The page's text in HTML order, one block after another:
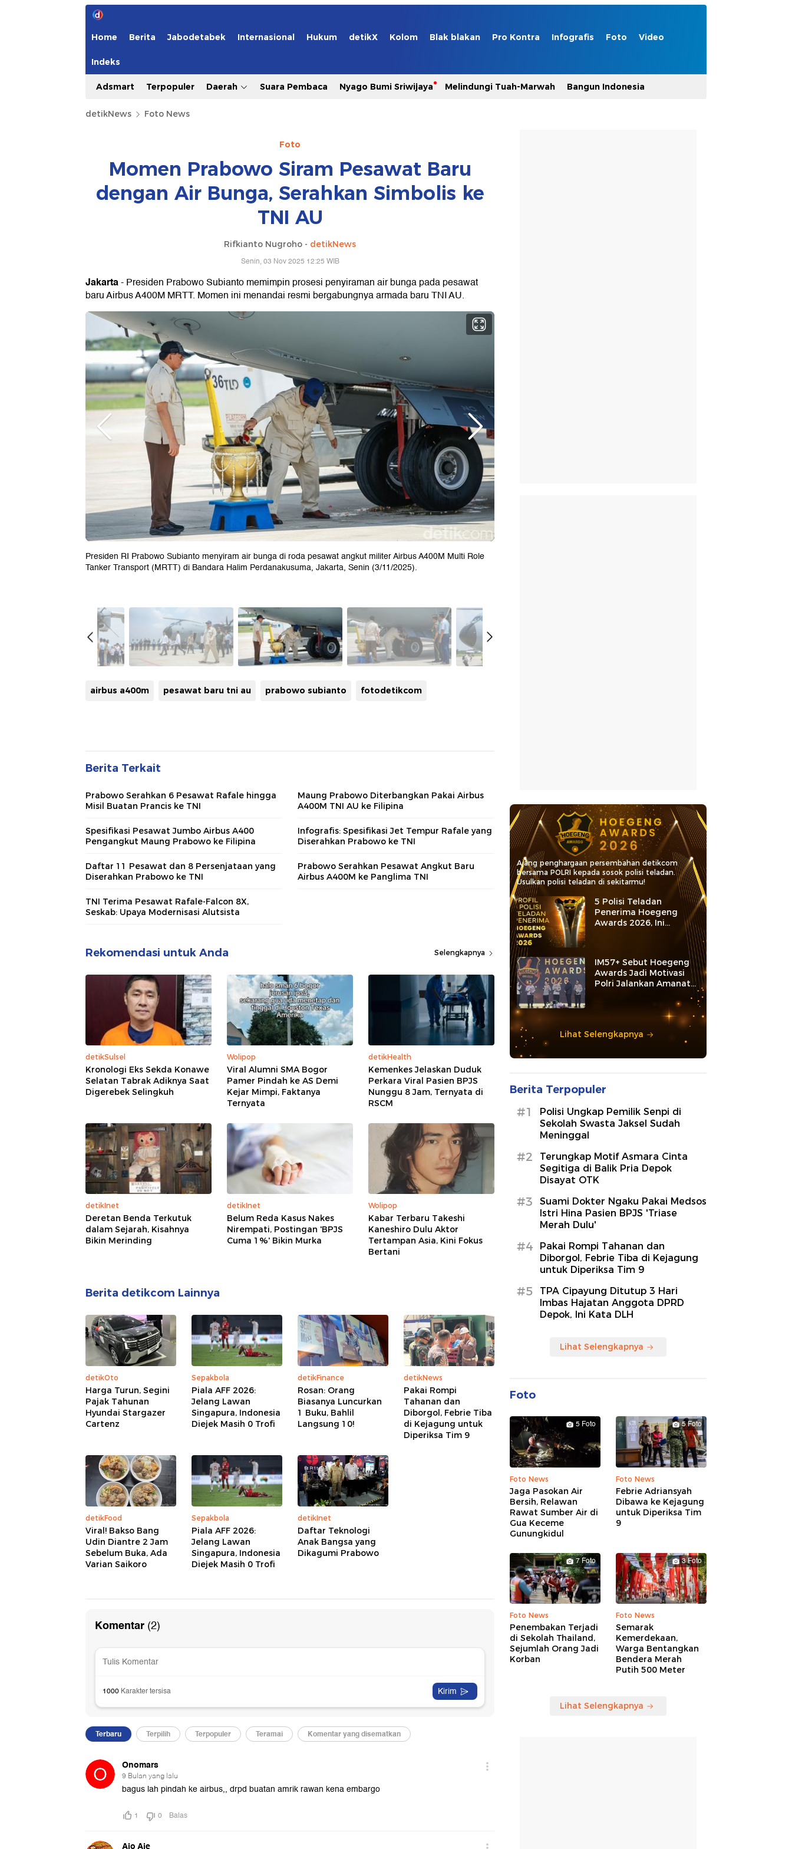
Home Berita Jabodetabek Internasional Hukum detikX Kolom Blak blakan Pro Kontra Infografis Foto Video
Indeks
Adsmart Terpopuler Daerah Suara Pembaca Nyago Bumi Sriwijaya Melindungi Tuah-Marwah Bangun Indonesia
detikNews Foto News
Foto
Momen Prabowo Siram Pesawat Baru
dengan Air Bunga, Serahkan Simbolis ke
TNI AU
Rifkianto Nugroho - detikNews
Senin, 03 Nov 2025 12:25 WIB
Jakarta- Presiden Prabowo Subianto memimpin prosesi penyiraman air bunga pada pesawat
baru Airbus A400M MRTT. Momen ini menandai resmi bergabungnya armada baru TNI AU.
Presiden RI Prabowo Subianto menyiram air bunga di roda pesawat angkut militer Airbus A400M Multi Role
Tanker Transport (MRTT) di Bandara Halim Perdanakusuma, Jakarta, Senin (3/11/2025).
airbus a400m pesawat baru tni au prabowo subianto fotodetikcom
Berita Terkait
Prabowo Serahkan 6 Pesawat Rafale hingga
Misil Buatan Prancis ke TNI
Maung Prabowo Diterbangkan Pakai Airbus
A400M TNI AU ke Filipina
Spesifikasi Pesawat Jumbo Airbus A400
Pengangkut Maung Prabowo ke Filipina
Infografis: Spesifikasi Jet Tempur Rafale yang
Diserahkan Prabowo ke TNI
Daftar 11 Pesawat dan 8 Persenjataan yang
Diserahkan Prabowo ke TNI
Prabowo Serahkan Pesawat Angkut Baru
Airbus A400M ke Panglima TNI
TNI Terima Pesawat Rafale-Falcon 8X,
Seskab: Upaya Modernisasi Alutsista
Rekomendasi untuk Anda Selengkapnya
detikSulsel
Kronologi Eks Sekda Konawe
Selatan Tabrak Adiknya Saat
Digerebek Selingkuh
Wolipop
Viral Alumni SMA Bogor
Pamer Pindah ke AS Demi
Kejar Mimpi, Faktanya
Ternyata
detikHealth
Kemenkes Jelaskan Duduk
Perkara Viral Pasien BPJS
Nunggu 8 Jam, Ternyata di
RSCM
detikInet
Deretan Benda Terkutuk
dalam Sejarah, Kisahnya
Bikin Merinding
detikInet
Belum Reda Kasus Nakes
Nirempati, Postingan 'BPJS
Cuma 1%' Bikin Murka
Wolipop
Kabar Terbaru Takeshi
Kaneshiro Dulu Aktor
Tertampan Asia, Kini Fokus
Bertani
Berita detikcom Lainnya
detikOto
Harga Turun, Segini
Pajak Tahunan
Hyundai Stargazer
Cartenz
Sepakbola
Piala AFF 2026:
Jelang Lawan
Singapura, Indonesia
Diejek Masih 0 Trofi
detikFinance
Rosan: Orang
Biasanya Luncurkan
1 Buku, Bahlil
Langsung 10!
detikNews
Pakai Rompi
Tahanan dan
Diborgol, Febrie Tiba
di Kejagung untuk
Diperiksa Tim 9
detikFood
Viral! Bakso Bang
Udin Diantre 2 Jam
Sebelum Buka, Ada
Varian Saikoro
Sepakbola
Piala AFF 2026:
Jelang Lawan
Singapura, Indonesia
Diejek Masih 0 Trofi
detikInet
Daftar Teknologi
Anak Bangsa yang
Dikagumi Prabowo
Ajang penghargaan persembahan detikcom
bersama POLRI kepada sosok polisi teladan.
Usulkan polisi teladan di sekitarmu!
5 Polisi Teladan
Penerima Hoegeng
Awards 2026, Ini
Kategori dan Kiprahnya
IM57+ Sebut Hoegeng
Awards Jadi Motivasi
Polri Jalankan Amanat
Lihat Selengkapnya
Berita Terpopuler
#1
Polisi Ungkap Pemilik Senpi di
Sekolah Swasta Jaksel Sudah
Meninggal
#2
Terungkap Motif Asmara Cinta
Segitiga di Balik Pria Depok
Disayat OTK
#3
Suami Dokter Ngaku Pakai Medsos
Istri Hina Pasien BPJS 'Triase
Merah Dulu'
#4
Pakai Rompi Tahanan dan
Diborgol, Febrie Tiba di Kejagung
untuk Diperiksa Tim 9
#5
TPA Cipayung Ditutup 3 Hari
Imbas Hajatan Anggota DPRD
Depok, Ini Kata DLH
Lihat Selengkapnya
Foto
5 Foto
Foto News
Jaga Pasokan Air
Bersih, Relawan
Rawat Sumber Air di
Gua Keceme
Gunungkidul
5 Foto
Foto News
Febrie Adriansyah
Dibawa ke Kejagung
untuk Diperiksa Tim
9
7 Foto
Foto News
Penembakan Terjadi
di Sekolah Thailand,
Sejumlah Orang Jadi
Korban
3 Foto
Foto News
Semarak
Kemerdekaan,
Warga Bentangkan
Bendera Merah
Putih 500 Meter
Lihat Selengkapnya